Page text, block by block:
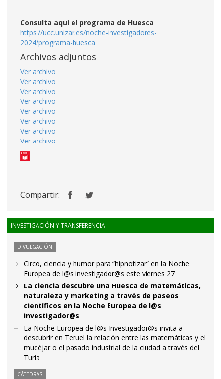
Consulta aquí el programa de Huesca
https://ucc.unizar.es/noche-investigadores-
2024/programa-huesca
Archivos adjuntos
Ver archivo
Ver archivo
Ver archivo
Ver archivo
Ver archivo
Ver archivo
Ver archivo
Ver archivo
Compartir:
INVESTIGACIÓN Y TRANSFERENCIA
DIVULGACIÓN
Circo, ciencia y humor para “hipnotizar” en la Noche
Europea de l@s investigador@s este viernes 27
La ciencia descubre una Huesca de matemáticas,
naturaleza y marketing a través de paseos
científicos en la Noche Europea de l@s
investigador@s
La Noche Europea de l@s Investigador@s invita a
descubrir en Teruel la relación entre las matemáticas y el
mudéjar o el pasado industrial de la ciudad a través del
Turia
CÁTEDRAS